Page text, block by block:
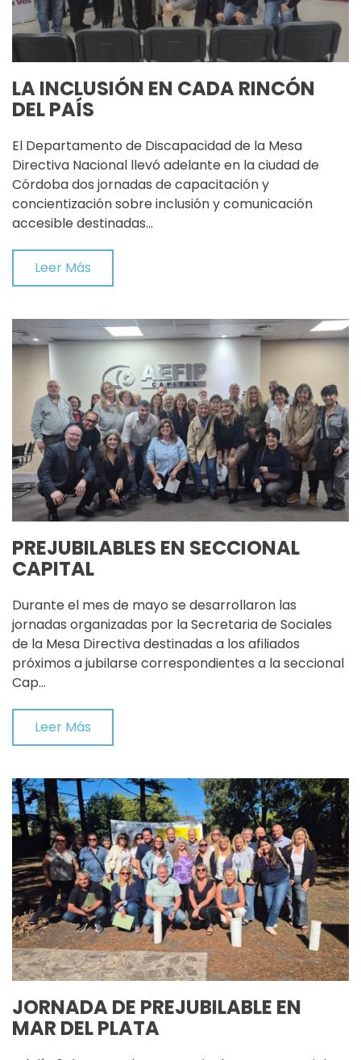
LA INCLUSIÓN EN CADA RINCÓN
DEL PAÍS
El Departamento de Discapacidad de la Mesa
Directiva Nacional llevó adelante en la ciudad de
Córdoba dos jornadas de capacitación y
concientización sobre inclusión y comunicación
accesible destinadas…
Leer Más
PREJUBILABLES EN SECCIONAL
CAPITAL
Durante el mes de mayo se desarrollaron las
jornadas organizadas por la Secretaria de Sociales
de la Mesa Directiva destinadas a los afiliados
próximos a jubilarse correspondientes a la seccional
Cap…
Leer Más
JORNADA DE PREJUBILABLE EN
MAR DEL PLATA